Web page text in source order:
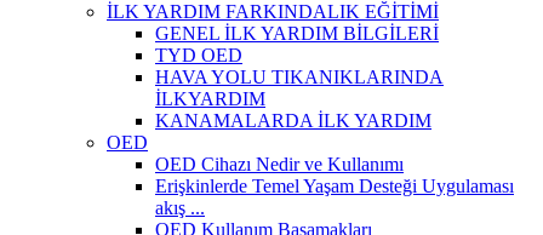
İLK YARDIM FARKINDALIK EĞİTİMİ
GENEL İLK YARDIM BİLGİLERİ
TYD OED
HAVA YOLU TIKANIKLARINDA
İLKYARDIM
KANAMALARDA İLK YARDIM
OED
OED Cihazı Nedir ve Kullanımı
Erişkinlerde Temel Yaşam Desteği Uygulaması
akış ...
OED Kullanım Basamakları